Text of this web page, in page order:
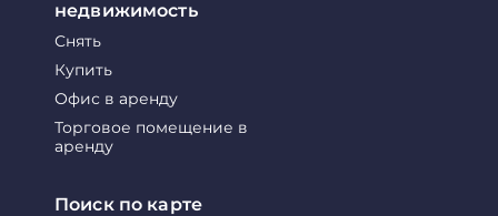
недвижимость
Снять
Купить
Офис в аренду
Торговое помещение в
аренду
Поиск по карте